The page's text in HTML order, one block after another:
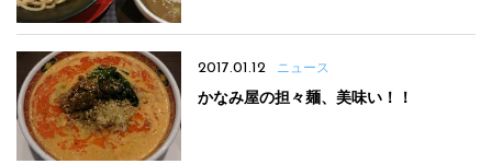
2017.01.12 ニュース
かなみ屋の担々麺、美味い！！